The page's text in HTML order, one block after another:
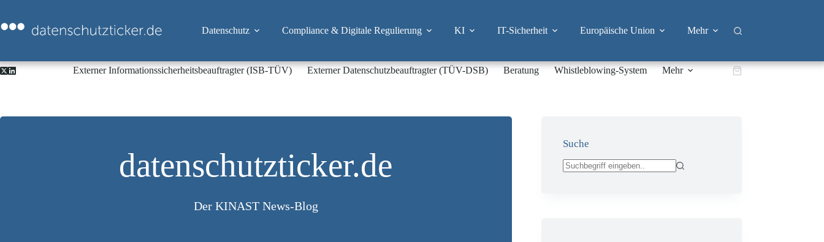
springen
Datenschutz Compliance & Digitale Regulierung KI IT-Sicherheit Europäische Union Mehr
Externer Informationssicherheitsbeauftragter (ISB-TÜV) Externer Datenschutzbeauftragter (TÜV-DSB) Beratung Whistleblowing-System Mehr Warenkorb
datenschutzticker.de
Der KINAST News-Blog
Suche